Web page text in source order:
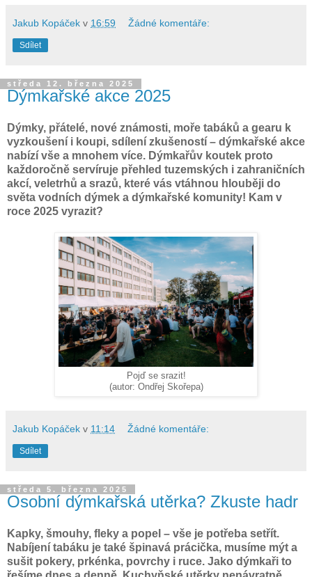
Jakub Kopáček v 16:59 Žádné komentáře:
Sdílet
středa 12. března 2025
Dýmkařské akce 2025
Dýmky, přátelé, nové známosti, moře tabáků a gearu k
vyzkoušení i koupi, sdílení zkušeností – dýmkařské akce
nabízí vše a mnohem více. Dýmkařův koutek proto
každoročně servíruje přehled tuzemských i zahraničních
akcí, veletrhů a srazů, které vás vtáhnou hlouběji do
světa vodních dýmek a dýmkařské komunity! Kam v
roce 2025 vyrazit?
Pojď se srazit!
(autor: Ondřej Skořepa)
Jakub Kopáček v 11:14 Žádné komentáře:
Sdílet
středa 5. března 2025
Osobní dýmkařská utěrka? Zkuste hadr
Kapky, šmouhy, fleky a popel – vše je potřeba setřít.
Nabíjení tabáku je také špinavá prácička, musíme mýt a
sušit pokery, prkénka, povrchy i ruce. Jako dýmkaři to